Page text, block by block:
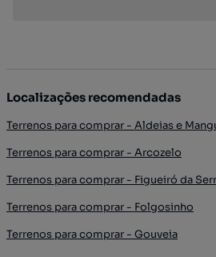
Localizações recomendadas
Terrenos para comprar - Aldeias e
Terrenos para comprar - Arcozelo
Terrenos para comprar - Figueiró da
Terrenos para comprar - Folgosinho
Terrenos para comprar - Gouveia